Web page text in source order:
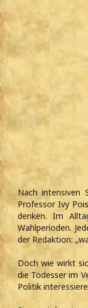
Nach intensiven
Professor Ivy
denken. Im
Wahlperioden.
der Redaktion:
Doch wie wirkt
die Todesser im
Politik